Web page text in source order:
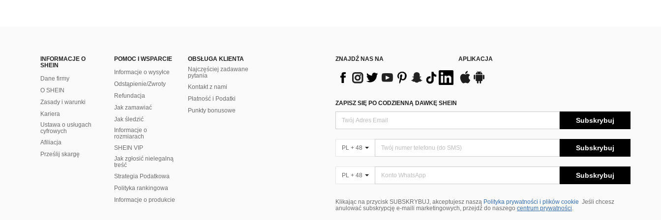
INFORMACJE O
SHEIN
Dane firmy
O SHEIN
Zasady i warunki
Kariera
Ustawa o usługach
cyfrowych
Afiliacja
Prześlij skargę
POMOC I WSPARCIE
Informacje o wysyłce
Odstąpienie/Zwroty
Refundacja
Jak zamawiać
Jak śledzić
Informacje o
rozmiarach
SHEIN VIP
Jak zgłosić nielegalną
treść
Strategia Podatkowa
Polityka rankingowa
Informacje o produkcie
OBSŁUGA KLIENTA
Najczęściej zadawane
pytania
Kontakt z nami
Płatność i Podatki
Punkty bonusowe
ZNAJDŹ NAS NA APLIKACJA
ZAPISZ SIĘ PO CODZIENNĄ DAWKĘ SHEIN
Subskrybuj
PL + 48 Subskrybuj
PL + 48 Subskrybuj
Klikając na przycisk SUBSKRYBUJ, akceptujesz naszą Polityka prywatności i plików cookie Jeśli chcesz
anulować subskrypcję e-maili marketingowych, przejdź do naszego centrum prywatności.